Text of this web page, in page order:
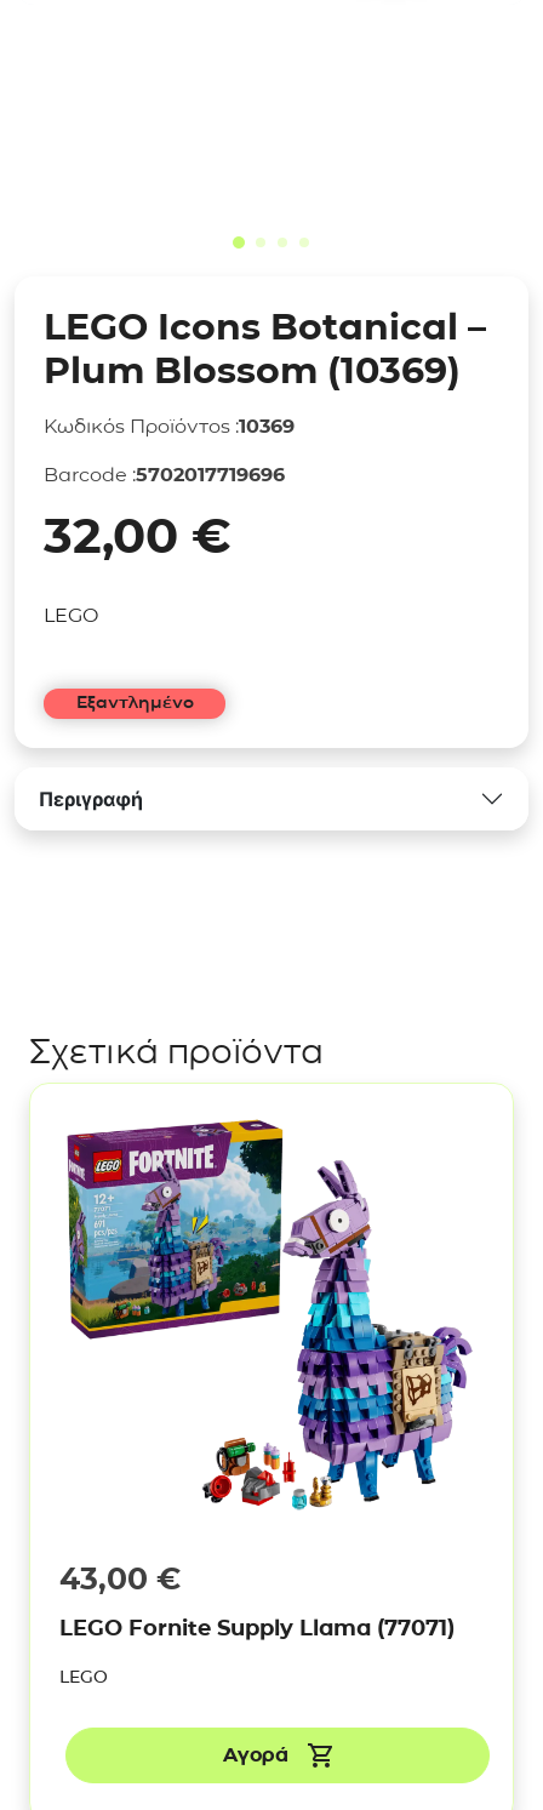
LEGO Icons Botanical –
Plum Blossom (10369)
Κωδικός Προϊόντος :10369
Barcode :5702017719696
32,00 €
LEGO
Εξαντλημένο
Περιγραφή
Σχετικά προϊόντα
43,00 €
LEGO Fornite Supply Llama (77071)
LEGO
Αγορά